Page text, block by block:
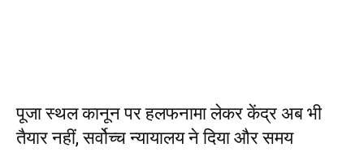
पूजा स्थल कानून पर हलफनामा लेकर केंद्र अब भी
तैयार नहीं, सर्वोच्च न्यायालय ने दिया और समय